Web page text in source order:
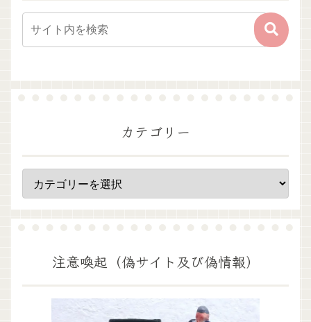
カテゴリー
注意喚起（偽サイト及び偽情報）